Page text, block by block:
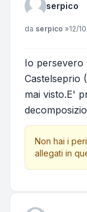
serpico
Messaggio
da serpico »12/
Io persevero
Castelseprio
mai visto.E'
Non hai i
allegati in